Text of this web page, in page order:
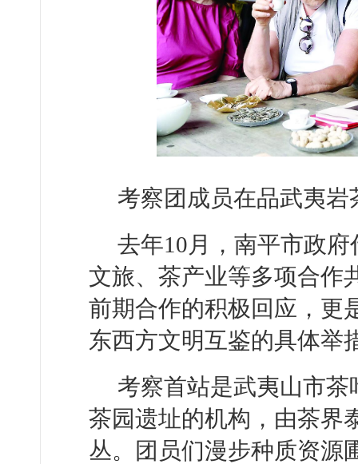
考察团成员在品武夷岩
去年10月，南平市政
文旅、茶产业等多项合作
前期合作的积极回应，更
东西方文明互鉴的具体举
考察首站是武夷山市
茶园遗址的机构，由茶界
丛。团员们漫步种质资源